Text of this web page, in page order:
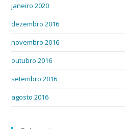
janeiro 2020
dezembro 2016
novembro 2016
outubro 2016
setembro 2016
agosto 2016